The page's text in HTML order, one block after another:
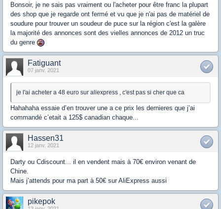
Bonsoir, je ne sais pas vraiment ou l'acheter pour être franc la plupart
des shop que je regarde ont fermé et vu que je n'ai pas de matériel de
soudure pour trouver un soudeur de puce sur la région c'est la galère
la majorité des annonces sont des vielles annonces de 2012 un truc
du genre
Fatiguant
07 janv. 2021
je l'ai acheter a 48 euro sur aliexpress , c'est pas si cher que ca
Hahahaha essaie d’en trouver une a ce prix les dernieres que j’ai
commandé c’etait a 125$ canadian chaque...
Hassen31
12 janv. 2021
Darty ou Cdiscount... il en vendent mais à 70€ environ venant de
Chine.
Mais j’attends pour ma part à 50€ sur AliExpress aussi
pikepok